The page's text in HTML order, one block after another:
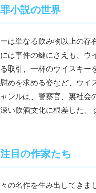
小説の世界
は単なる飲み物以上の存
は事件の鍵にさえも、ウ
取引、一杯のウイスキー
めを求める姿など、ウイ
ルは、警察官、裏社会
い飲酒文化に根差した、
目の作家たち
の名作を生み出してきま